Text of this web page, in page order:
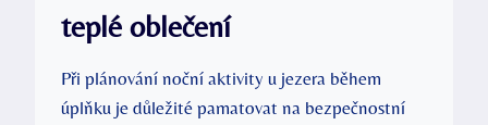
teplé oblečení
Při plánování noční aktivity u jezera během
úplňku je důležité pamatovat na bezpečnostní